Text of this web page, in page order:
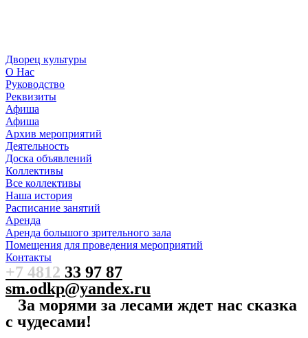
Дворец культуры
О Нас
Руководство
Реквизиты
Афиша
Афиша
Архив мероприятий
Деятельность
Доска объявлений
Коллективы
Все коллективы
Наша история
Расписание занятий
Аренда
Аренда большого зрительного зала
Помещения для проведения мероприятий
Контакты
+7 4812 33 97 87
sm.odkp@yandex.ru
За морями за лесами ждет нас сказка
с чудесами!